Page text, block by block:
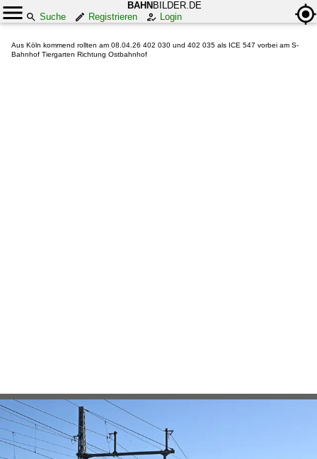
BAHN BILDER.DE
Suche
Registrieren Login
Aus Köln kommend rollten am 08.04.26 402 030 und 402 035 als ICE 547 vorbei am S-
Bahnhof Tiergarten Richtung Ostbahnhof